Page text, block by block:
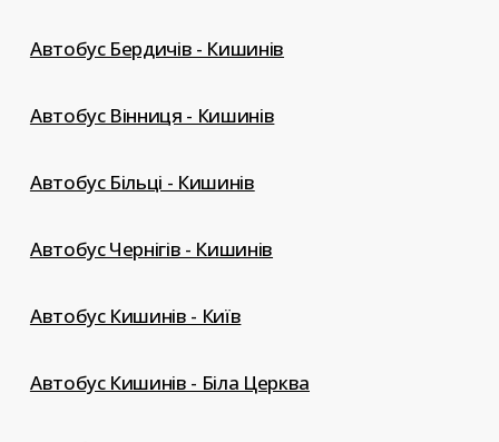
Автобус Бердичів - Кишинів
Автобус Вінниця - Кишинів
Автобус Більці - Кишинів
Автобус Чернігів - Кишинів
Автобус Кишинів - Київ
Автобус Кишинів - Біла Церква